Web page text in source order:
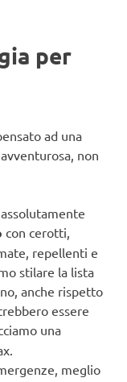
per
ad una
non
con cerotti,
repellenti e
stilare la lista
anche rispetto
essere
una
meglio